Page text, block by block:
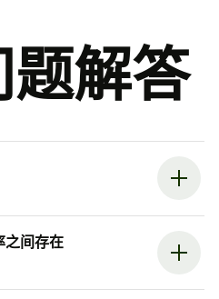
题解答
之间存在